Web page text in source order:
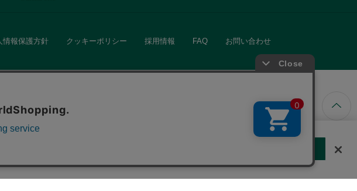
情報保護方針 クッキーポリシー 採用情報 FAQ お問い合わせ